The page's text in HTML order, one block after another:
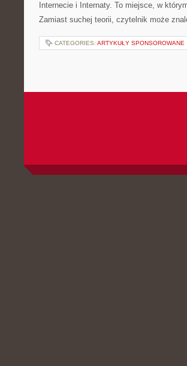
Internecie i Internaty. To miejsce, w
Zamiast suchej teorii, czytelnik może
CATEGORIES: ARTYKUŁY SPONSOROWANE